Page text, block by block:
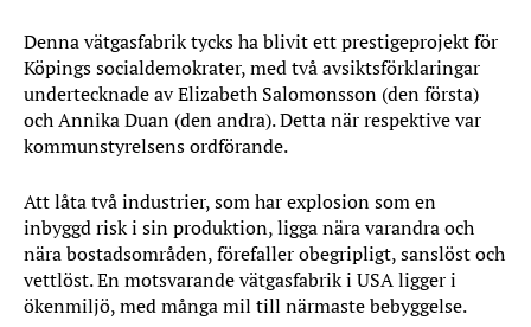
Denna vätgasfabrik tycks ha blivit ett prestigeprojekt för
Köpings socialdemokrater, med två avsiktsförklaringar
undertecknade av Elizabeth Salomonsson (den första)
och Annika Duan (den andra). Detta när respektive var
kommunstyrelsens ordförande.
Att låta två industrier, som har explosion som en
inbyggd risk i sin produktion, ligga nära varandra och
nära bostadsområden, förefaller obegripligt, sanslöst och
vettlöst. En motsvarande vätgasfabrik i USA ligger i
ökenmiljö, med många mil till närmaste bebyggelse.